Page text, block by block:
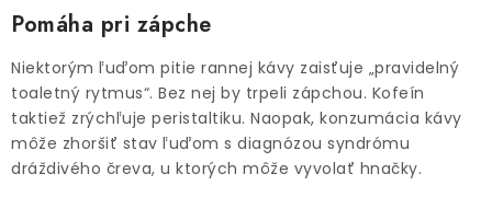
Pomáha pri zápche
Niektorým ľuďom pitie rannej kávy zaisťuje „pravidelný
toaletný rytmus“. Bez nej by trpeli zápchou. Kofeín
taktiež zrýchľuje peristaltiku. Naopak, konzumácia kávy
môže zhoršiť stav ľuďom s diagnózou syndrómu
dráždivého čreva, u ktorých môže vyvolať hnačky.